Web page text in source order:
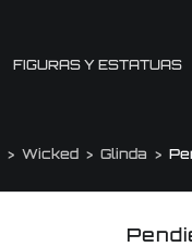
FIGURAS Y ESTATUAS
Wicked Glinda